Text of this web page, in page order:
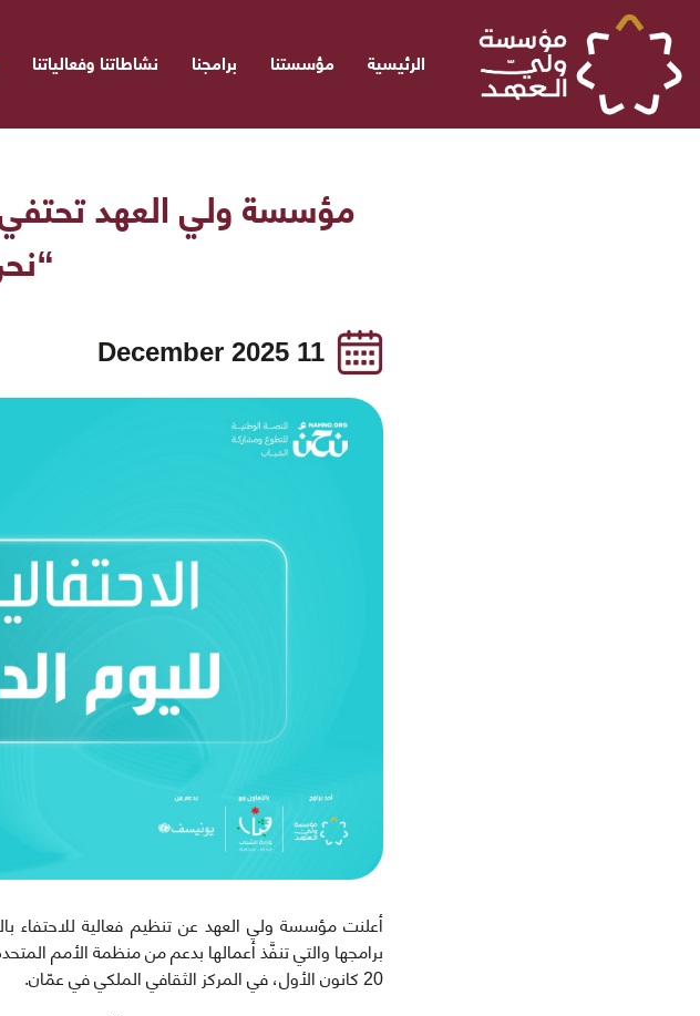
الرئيسية مؤسستنا برامجنا نشاطاتنا وفعالياتنا
مؤسسة ولي العهد تحتفي
11 December 2025
أعلنت مؤسسة ولي العهد عن تنظيم فعالية للاحتفاء
برامجها والتي تنفَّذ أعمالها بدعم من منظمة الأمم
20 كانون الأول، في المركز الثقافي الملكي في عمّان.